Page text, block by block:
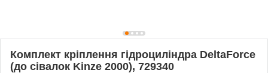
Комплект кріплення гідроциліндра DeltaForce
(до сівалок Kinze 2000), 729340